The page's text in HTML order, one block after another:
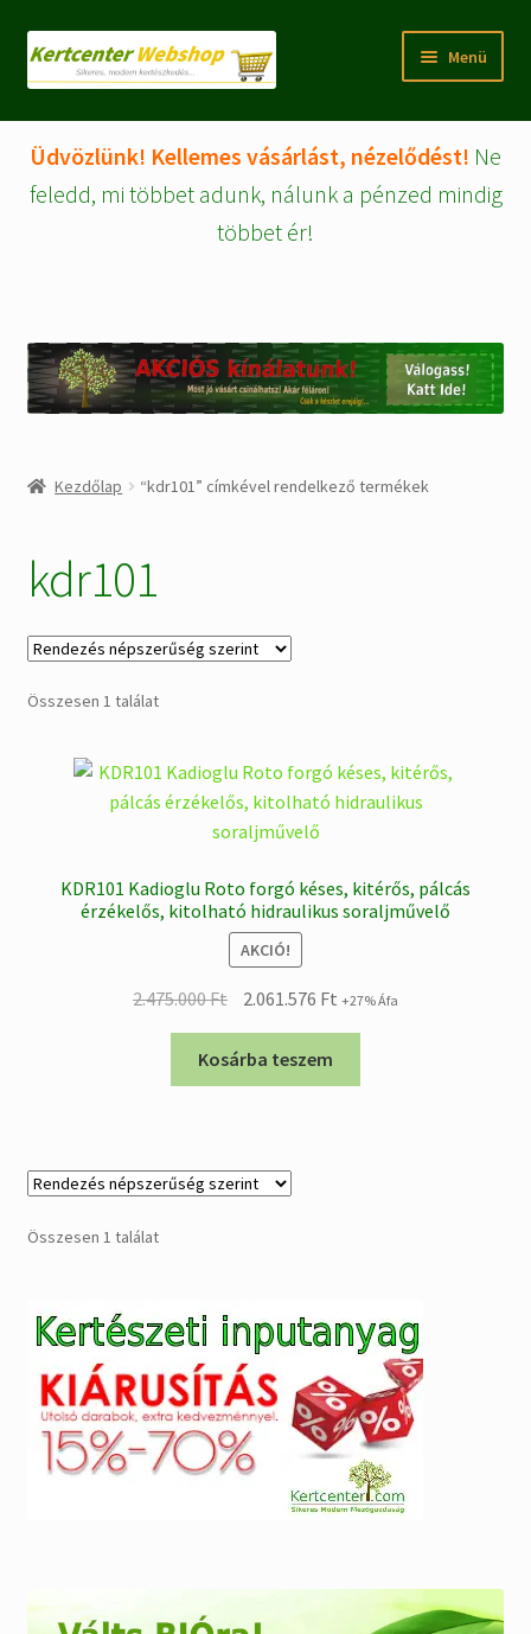
Ugrás
Kilépés
Menü
Rólunk
Fiókom/regisztráció
Kosár
Kezdőlap
Alkatrészek
Üdvözlünk! Kellemes vásárlást, nézelődést! Ne
feledd, mi többet adunk, nálunk a pénzed mindig
többet ér!
Kezdőlap “kdr101” címkével rendelkező termékek
kdr101
Összesen 1 találat
KDR101 Kadioglu Roto forgó késes, kitérős, pálcás
érzékelős, kitolható hidraulikus soraljművelő
AKCIÓ!
2.475.000Ft
Original
price
was:
2.475.000 Ft.
2.061.576 FtCurrent
price
2.061.576 Ft.
+27% Áfa
Kosárba teszem
Összesen 1 találat